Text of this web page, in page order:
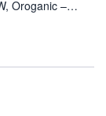
Oroganic –
követően,
elleni további
is